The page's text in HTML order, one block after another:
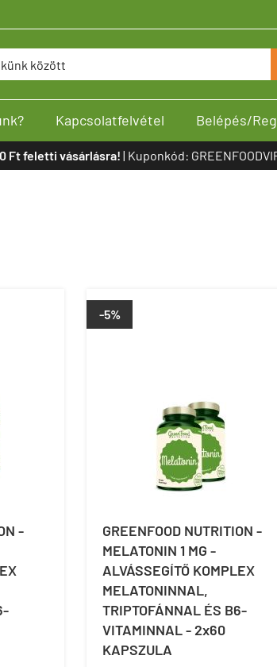
Kapcsolatfelvétel Belépés/
Ft feletti vásárlásra! | Kuponkód:
-
-5%
GREENFOOD NUTRITION -
MELATONIN 1 MG -
ALVÁSSEGÍTŐ KOMPLEX
MELATONINNAL,
TRIPTOFÁNNAL ÉS B6-
VITAMINNAL - 2x60
KAPSZULA